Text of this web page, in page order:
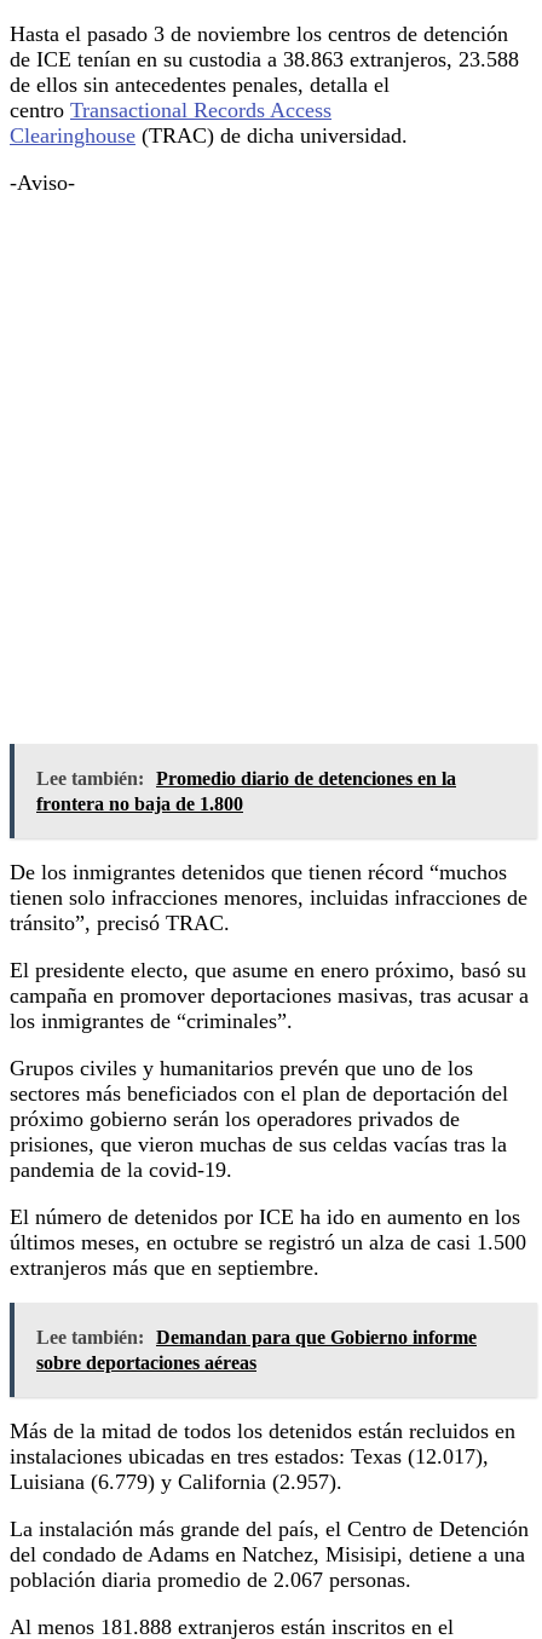
Hasta el pasado 3 de noviembre los centros de detención
de ICE tenían en su custodia a 38.863 extranjeros, 23.588
de ellos sin antecedentes penales, detalla el
centro Transactional Records Access
Clearinghouse (TRAC) de dicha universidad.
-Aviso-
Lee también:
Promedio diario de detenciones en la
frontera no baja de 1.800
De los inmigrantes detenidos que tienen récord “muchos
tienen solo infracciones menores, incluidas infracciones de
tránsito”, precisó TRAC.
El presidente electo, que asume en enero próximo, basó su
campaña en promover deportaciones masivas, tras acusar a
los inmigrantes de “criminales”.
Grupos civiles y humanitarios prevén que uno de los
sectores más beneficiados con el plan de deportación del
próximo gobierno serán los operadores privados de
prisiones, que vieron muchas de sus celdas vacías tras la
pandemia de la covid-19.
El número de detenidos por ICE ha ido en aumento en los
últimos meses, en octubre se registró un alza de casi 1.500
extranjeros más que en septiembre.
Lee también:
Demandan para que Gobierno informe
sobre deportaciones aéreas
Más de la mitad de todos los detenidos están recluidos en
instalaciones ubicadas en tres estados: Texas (12.017),
Luisiana (6.779) y California (2.957).
La instalación más grande del país, el Centro de Detención
del condado de Adams en Natchez, Misisipi, detiene a una
población diaria promedio de 2.067 personas.
Al menos 181.888 extranjeros están inscritos en el